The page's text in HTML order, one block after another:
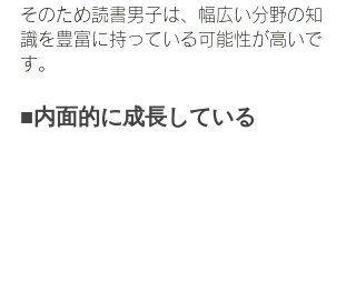
そのため読書男子は、幅広い分野の知
識を豊富に持っている可能性が高いで
す。
■内面的に成長している